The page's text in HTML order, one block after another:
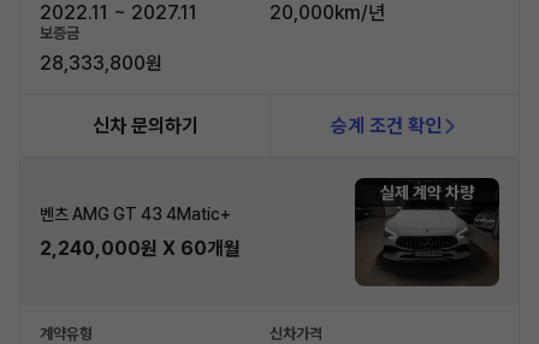
2022.11 ~ 2027.11 20,000km/년
보증금
28,333,800원
신차 문의하기 승계 조건 확인
벤츠 AMG GT 43 4Matic+
2,240,000원 X 60개월
실제 계약 차량
계약유형 신차가격